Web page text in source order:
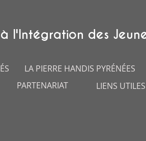
l'Intégration des
LA PIERRE HANDIS PYRÉNÉES
PARTENARIAT LIENS UTILES